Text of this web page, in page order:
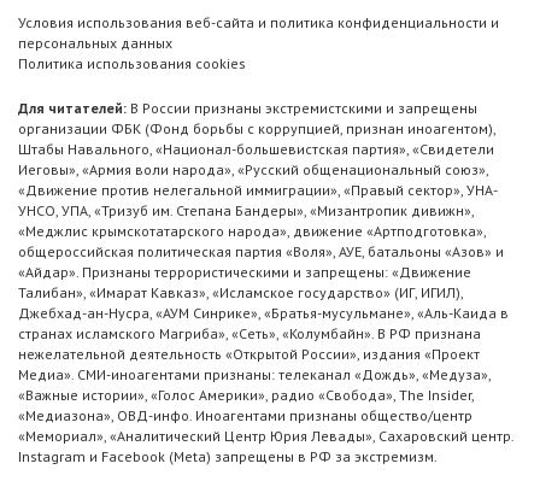
Условия использования веб-сайта и политика конфиденциальности и
персональных данных
Политика использования cookies
Для читателей: В России признаны экстремистскими и запрещены
организации ФБК (Фонд борьбы с коррупцией, признан иноагентом),
Штабы Навального, «Национал-большевистская партия», «Свидетели
Иеговы», «Армия воли народа», «Русский общенациональный союз»,
«Движение против нелегальной иммиграции», «Правый сектор», УНА-
УНСО, УПА, «Тризуб им. Степана Бандеры», «Мизантропик дивижн»,
«Меджлис крымскотатарского народа», движение «Артподготовка»,
общероссийская политическая партия «Воля», АУЕ, батальоны «Азов» и
«Айдар». Признаны террористическими и запрещены: «Движение
Талибан», «Имарат Кавказ», «Исламское государство» (ИГ, ИГИЛ),
Джебхад-ан-Нусра, «АУМ Синрике», «Братья-мусульмане», «Аль-Каида в
странах исламского Магриба», «Сеть», «Колумбайн». В РФ признана
нежелательной деятельность «Открытой России», издания «Проект
Медиа». СМИ-иноагентами признаны: телеканал «Дождь», «Медуза»,
«Важные истории», «Голос Америки», радио «Свобода», The Insider,
«Медиазона», ОВД-инфо. Иноагентами признаны общество/центр
«Мемориал», «Аналитический Центр Юрия Левады», Сахаровский центр.
Instagram и Facebook (Metа) запрещены в РФ за экстремизм.